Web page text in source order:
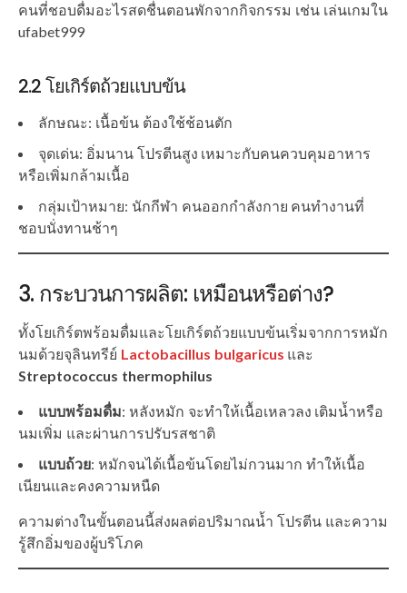
คนที่ชอบดื่มอะไรสดชื่นตอนพักจากกิจกรรม เช่น เล่นเกมใน
ufabet999
2.2 โยเกิร์ตถ้วยแบบข้น
ลักษณะ: เนื้อข้น ต้องใช้ช้อนตัก
จุดเด่น: อิ่มนาน โปรตีนสูง เหมาะกับคนควบคุมอาหาร
หรือเพิ่มกล้ามเนื้อ
กลุ่มเป้าหมาย: นักกีฬา คนออกกำลังกาย คนทำงานที่
ชอบนั่งทานช้าๆ
3. กระบวนการผลิต: เหมือนหรือต่าง?
ทั้งโยเกิร์ตพร้อมดื่มและโยเกิร์ตถ้วยแบบข้นเริ่มจากการหมัก
นมด้วยจุลินทรีย์ Lactobacillus bulgaricus และ
Streptococcus thermophilus
แบบพร้อมดื่ม: หลังหมัก จะทำให้เนื้อเหลวลง เติมน้ำหรือ
นมเพิ่ม และผ่านการปรับรสชาติ
แบบถ้วย: หมักจนได้เนื้อข้นโดยไม่กวนมาก ทำให้เนื้อ
เนียนและคงความหนืด
ความต่างในขั้นตอนนี้ส่งผลต่อปริมาณน้ำ โปรตีน และความ
รู้สึกอิ่มของผู้บริโภค